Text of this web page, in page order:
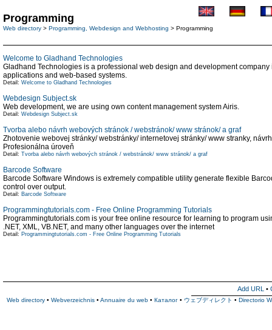
Programming
Web directory > Programming, Webdesign and Webhosting > Programming
Welcome to Gladhand Technologies
Gladhand Technologies is a professional web design and development
applications and web-based systems.
Detail: Welcome to Gladhand Technologies
Webdesign Subject.sk
Web development, we are using own content management system Airis.
Detail: Webdesign Subject.sk
Tvorba alebo návrh webových stránok / webstránok/ www stránok/ a graf
Zhotovenie webovej stránky/ webstránky/ internetovej stránky/ www stranky,
Profesionálna úroveň
Detail: Tvorba alebo návrh webových stránok / webstránok/ www stránok/ a graf
Barcode Software
Barcode Software Windows is extremely compatible utility generate flexible
control over output.
Detail: Barcode Software
Programmingtutorials.com - Free Online Programming Tutorials
Programmingtutorials.com is your free online resource for learning to program
.NET, XML, VB.NET, and many other languages over the internet
Detail: Programmingtutorials.com - Free Online Programming Tutorials
Add URL •
Web directory • Webverzeichnis • Annuaire du web • Каталог • ウェブディレクト • Directorio